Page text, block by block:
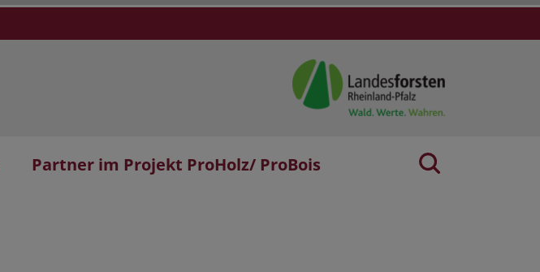
Partner im Projekt ProHolz/ ProBois